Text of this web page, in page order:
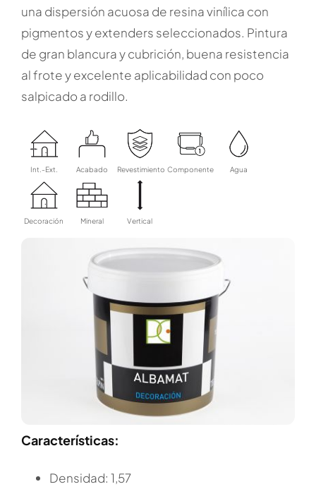
una dispersión acuosa de resina vinílica con
pigmentos y extenders seleccionados. Pintura
de gran blancura y cubrición, buena resistencia
al frote y excelente aplicabilidad con poco
salpicado a rodillo.
Int.-Ext. Acabado Revestimiento Componente Agua
Decoración Mineral Vertical
Características:
Densidad: 1,57